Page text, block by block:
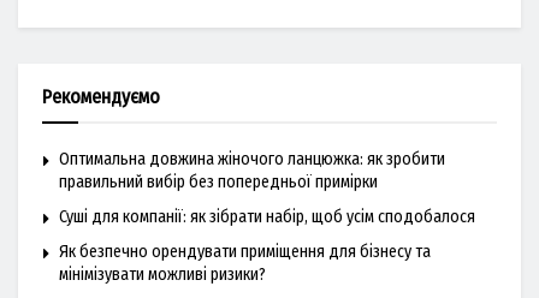
Рекомендуємо
Оптимальна довжина жіночого ланцюжка: як зробити
правильний вибір без попередньої примірки
Суші для компанії: як зібрати набір, щоб усім сподобалося
Як безпечно орендувати приміщення для бізнесу та
мінімізувати можливі ризики?